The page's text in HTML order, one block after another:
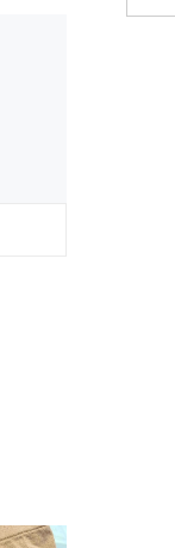
102 cm / 40 in,